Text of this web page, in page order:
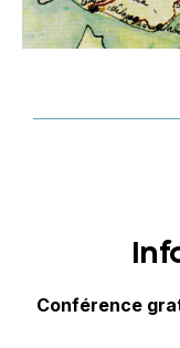
Conférence